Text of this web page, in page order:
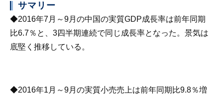
サマリー
◆2016年7月～9月の中国の実質GDP成長率は前年同期
比6.7％と、3四半期連続で同じ成長率となった。景気は
底堅く推移している。
◆2016年1月～9月の実質小売売上は前年同期比9.8％増